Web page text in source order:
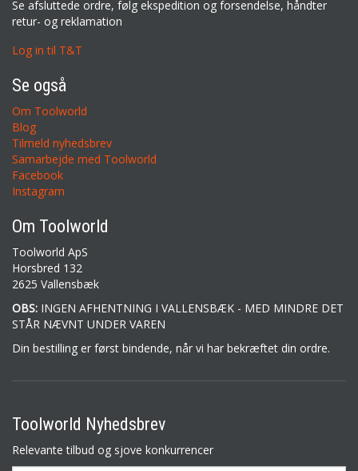
Se afsluttede ordre, følg ekspedition og forsendelse, håndter
retur- og reklamation
Log in til T&T
Se også
Om Toolworld
Blog
Tilmeld nyhedsbrev
Samarbejde med Toolworld
Facebook
Instagram
Om Toolworld
Toolworld ApS
Horsbred 132
2625 Vallensbæk
OBS: INGEN AFHENTNING I VALLENSBÆK - MED MINDRE DET
STÅR NÆVNT UNDER VAREN
Din bestilling er først bindende, når vi har bekræftet din ordre.
Toolworld Nyhedsbrev
Relevante tilbud og sjove konkurrencer